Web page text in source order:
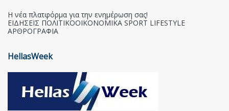
Η νέα πλατφόρμα για την ενημέρωση σας!
ΕΙΔΗΣΕΙΣ ΠΟΛΙΤΙΚΟΟΙΚΟΝΟΜΙΚΑ SPORT LIFESTYLE
ΑΡΘΡΟΓΡΑΦΙΑ
HellasWeek